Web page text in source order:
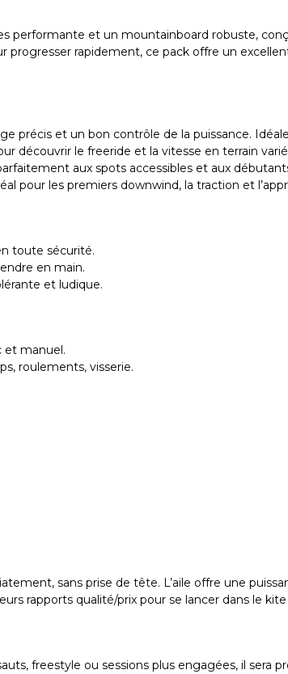
performante et un mountainboard robuste,
progresser rapidement, ce pack offre un
précis et un bon contrôle de la puissance.
découvrir le freeride et la vitesse en terrain
aux spots accessibles et aux
pour les premiers downwind, la traction et
toute sécurité.
en main.
et ludique.
et manuel.
roulements, visserie.
sans prise de tête. L’aile offre une
rapports qualité/prix pour se lancer dans le
freestyle ou sessions plus engagées, il